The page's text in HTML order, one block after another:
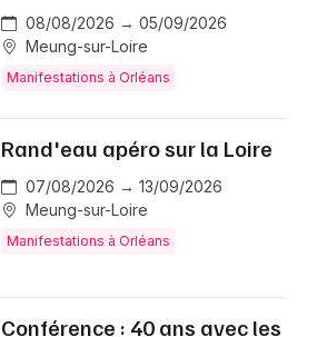
08/08/2026 → 05/09/2026
Meung-sur-Loire
Manifestations à Orléans
Rand'eau apéro sur la Loire
07/08/2026 → 13/09/2026
Meung-sur-Loire
Manifestations à Orléans
Conférence : 40 ans avec les